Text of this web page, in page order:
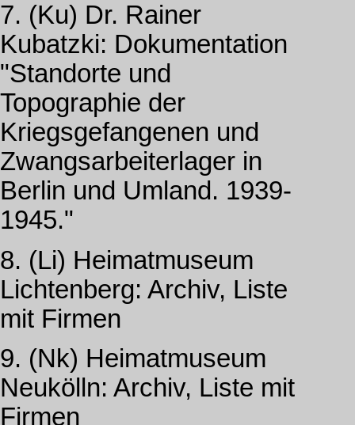
7. (Ku) Dr. Rainer
Kubatzki: Dokumentation
"Standorte und
Topographie der
Kriegsgefangenen und
Zwangsarbeiterlager in
Berlin und Umland. 1939-
1945."
8. (Li) Heimatmuseum
Lichtenberg: Archiv, Liste
mit Firmen
9. (Nk) Heimatmuseum
Neukölln: Archiv, Liste mit
Firmen